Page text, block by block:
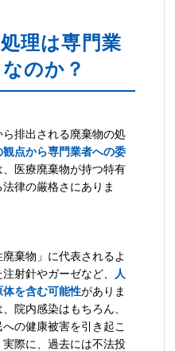
理は専門業
のか？
排出される廃棄物の処
点から専門業者への委
医療廃棄物が持つ特有
律の厳格さにありま
棄物」に代表されるよ
射針やガーゼなど、
人
を含む可能性がありま
院内感染はもちろん、
の健康被害を引き起こ
際に、過去には不法投